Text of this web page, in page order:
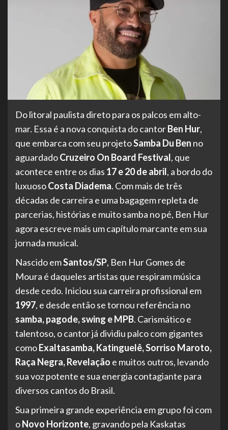
Do litoral paulista direto para os palcos em alto-
mar. Essa é a nova conquista do cantorBen Hur,
que embarca com seu projetoSamba Du Ben no
aguardadoCruzeiro On Board Festival, que
acontece entre os dias 17 e 20 de abril, a bordo do
luxuosoCosta Diadema. Com mais de três
décadas de carreira e uma bagagem repleta de
parcerias, histórias e muito samba no pé, Ben Hur
agora escreve mais um capítulo marcante em sua
jornada musical.
Nascido emSantos/SP, Ben Hur Gomes de
Moura é daqueles artistas que respiram música
desde cedo. Iniciou sua carreira profissional em
1997, e desde então se tornou referência no
samba, pagode, swing e MPB. Carismático e
talentoso, o cantor já dividiu palco com gigantes
comoExaltasamba, Katinguelê, Sorriso Maroto,
Raça Negra, Revelação e muitos outros, levando
sua voz potente e sua energia contagiante para
diversos cantos do Brasil.
Sua primeira grande experiência em grupo foi com
oNovo Horizonte, gravando pela Kaskatas